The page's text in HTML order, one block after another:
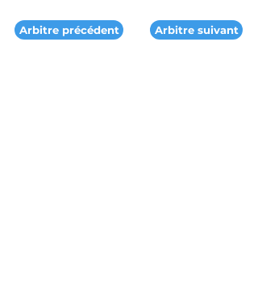
Arbitre précédent Arbitre suivant